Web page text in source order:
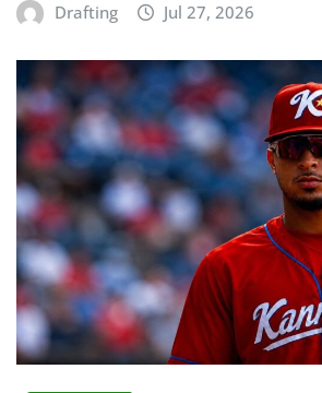
Drafting Jul 27, 2026